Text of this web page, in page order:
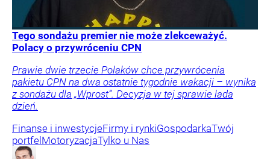
Tego sondażu premier nie może zlekceważyć.
Polacy o przywróceniu CPN
Prawie dwie trzecie Polaków chce przywrócenia
pakietu CPN na dwa ostatnie tygodnie wakacji – wynika
z sondażu dla „Wprost”. Decyzja w tej sprawie lada
dzień.
Finanse i inwestycjeFirmy i rynkiGospodarkaTwój
portfelMotoryzacjaTylko u Nas